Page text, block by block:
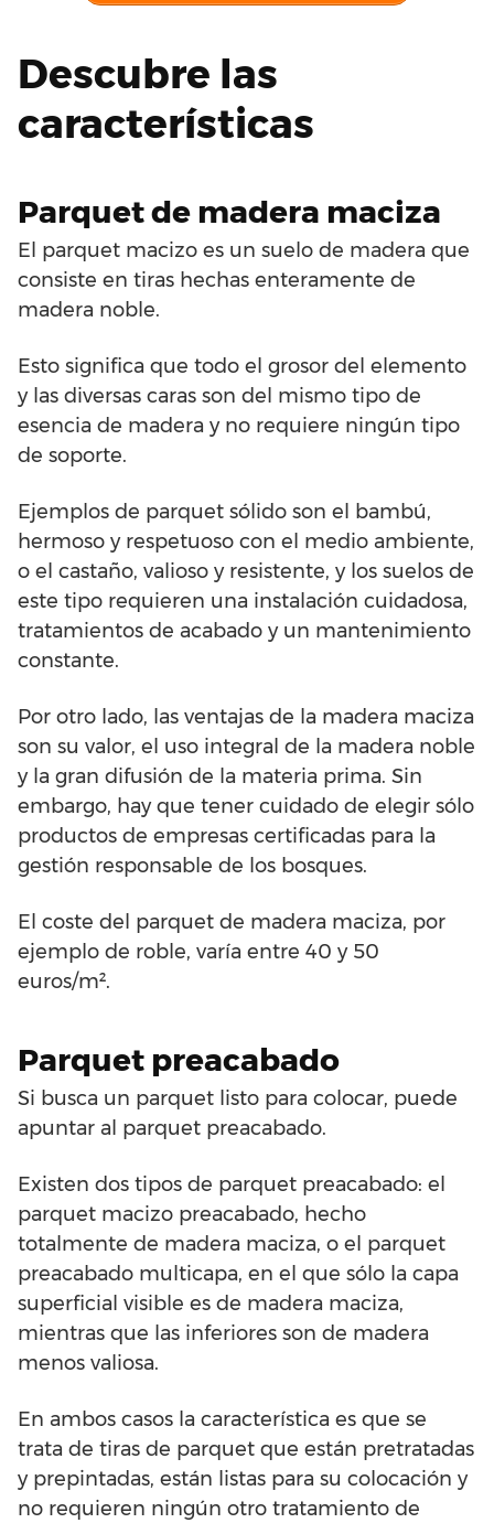
Descubre las
características
Parquet de madera maciza
El parquet macizo es un suelo de madera que
consiste en tiras hechas enteramente de
madera noble.
Esto significa que todo el grosor del elemento
y las diversas caras son del mismo tipo de
esencia de madera y no requiere ningún tipo
de soporte.
Ejemplos de parquet sólido son el bambú,
hermoso y respetuoso con el medio ambiente,
o el castaño, valioso y resistente, y los suelos de
este tipo requieren una instalación cuidadosa,
tratamientos de acabado y un mantenimiento
constante.
Por otro lado, las ventajas de la madera maciza
son su valor, el uso integral de la madera noble
y la gran difusión de la materia prima. Sin
embargo, hay que tener cuidado de elegir sólo
productos de empresas certificadas para la
gestión responsable de los bosques.
El coste del parquet de madera maciza, por
ejemplo de roble, varía entre 40 y 50
euros/m².
Parquet preacabado
Si busca un parquet listo para colocar, puede
apuntar al parquet preacabado.
Existen dos tipos de parquet preacabado: el
parquet macizo preacabado, hecho
totalmente de madera maciza, o el parquet
preacabado multicapa, en el que sólo la capa
superficial visible es de madera maciza,
mientras que las inferiores son de madera
menos valiosa.
En ambos casos la característica es que se
trata de tiras de parquet que están pretratadas
y prepintadas, están listas para su colocación y
no requieren ningún otro tratamiento de